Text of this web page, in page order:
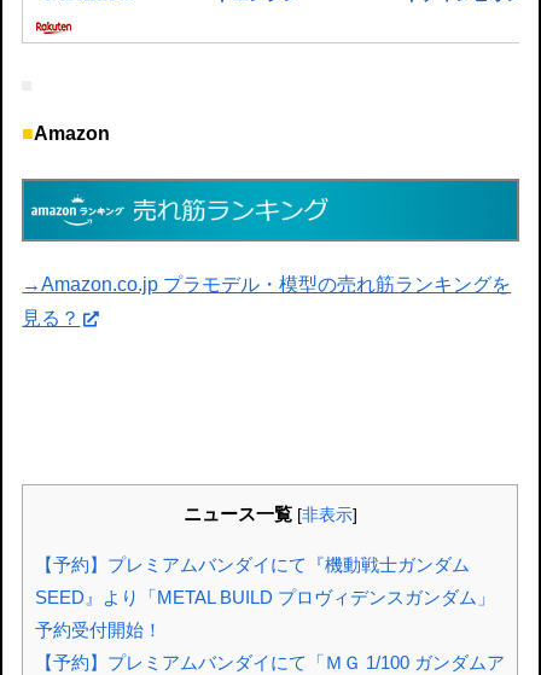
■Amazon
→Amazon.co.jp プラモデル・模型の売れ筋ランキングを
見る？
ニュース一覧 [非表示]
【予約】プレミアムバンダイにて『機動戦士ガンダム
SEED』より「METAL BUILD プロヴィデンスガンダム」
予約受付開始！
【予約】プレミアムバンダイにて「ＭＧ 1/100 ガンダムア